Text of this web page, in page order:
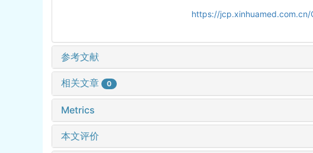
https://
参考文献
相关文章 0
Metrics
本文评价